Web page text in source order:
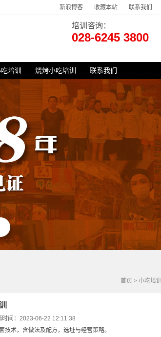
新浪博客 收藏本站 联系我们
培训咨询：
028-6245 3800
培训 烧烤小吃培训 联系我们
首页 > 小吃培训
时间：2023-06-22 12:11:38
技术，含做法及配方，选址与经营策略。